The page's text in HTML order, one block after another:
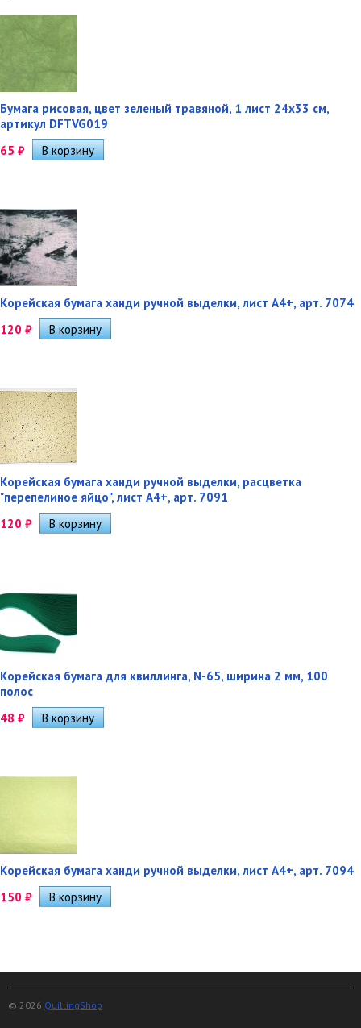
Бумага рисовая, цвет зеленый травяной, 1 лист 24х33 см,
артикул DFTVG019
65 ₽
Корейская бумага ханди ручной выделки, лист А4+, арт. 7074
120 ₽
Корейская бумага ханди ручной выделки, расцветка
"перепелиное яйцо", лист А4+, арт. 7091
120 ₽
Корейская бумага для квиллинга, N-65, ширина 2 мм, 100
полос
48 ₽
Корейская бумага ханди ручной выделки, лист А4+, арт. 7094
150 ₽
© 2026 QuillingShop